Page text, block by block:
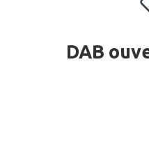
DAB